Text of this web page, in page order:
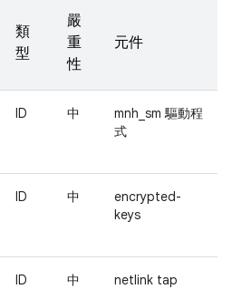
類
型
嚴
重
性
元件
ID 中
mnh_sm 驅動程
式
ID 中
encrypted-
keys
ID 中 netlink tap